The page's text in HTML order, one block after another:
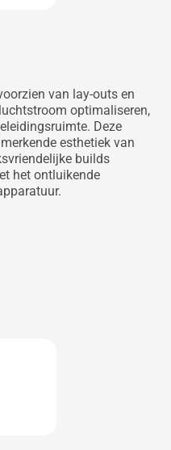
van lay-outs en
optimaliseren,
Deze
esthetiek van
builds
het ontluikende